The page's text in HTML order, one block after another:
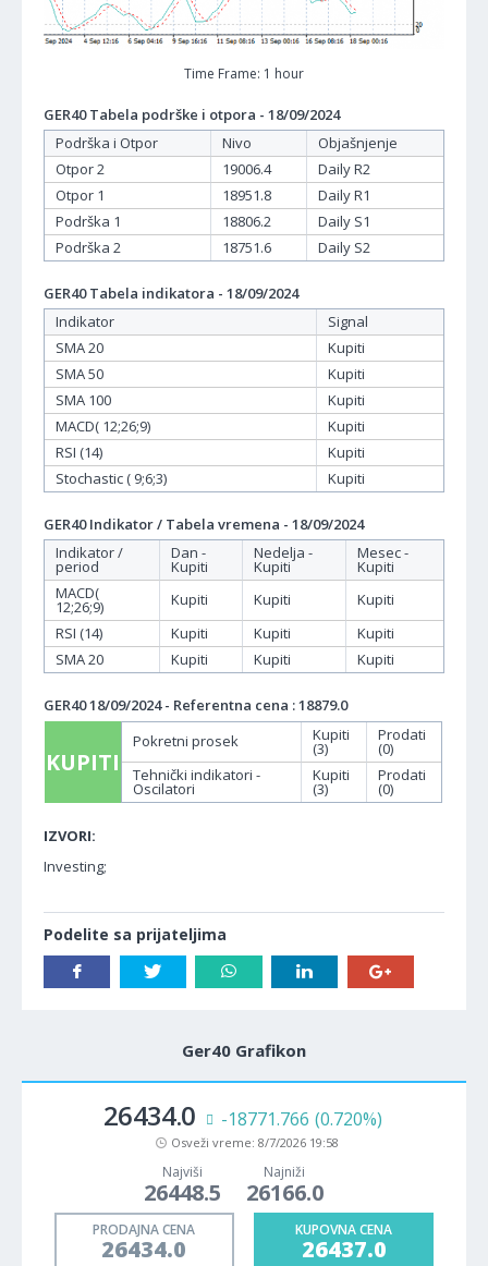
Time Frame: 1 hour
GER40 Tabela podrške i otpora - 18/09/2024
Podrška i Otpor
Nivo
Objašnjenje
Otpor 2
19006.4
Daily R2
Otpor 1
18951.8
Daily R1
Podrška 1
18806.2
Daily S1
Podrška 2
18751.6 Daily S2
GER40 Tabela indikatora - 18/09/2024
Indikator
Signal
SMA 20
Kupiti
SMA 50
Kupiti
SMA 100
Kupiti
MACD( 12;26;9)
Kupiti
RSI (14)
Kupiti
Stochastic ( 9;6;3)
Kupiti
GER40 Indikator / Tabela vremena - 18/09/2024
Indikator /
period
Dan -
Kupiti
Nedelja -
Kupiti
Mesec -
Kupiti
MACD(
12;26;9) Kupiti Kupiti
Kupiti
RSI (14)
Kupiti Kupiti
Kupiti
SMA 20
Kupiti Kupiti Kupiti
GER40 18/09/2024 - Referentna cena : 18879.0
KUPITI
Pokretni prosek Kupiti
(3)
Prodati
(0)
Tehnički indikatori -
Oscilatori
Kupiti
(3)
Prodati
(0)
IZVORI:
Investing;
Podelite sa prijateljima
Ger40 Grafikon
26434.0 -18771.766 (0.720%)
Osveži vreme: 8/7/2026 19:58
Najviši
26448.5
Najniži
26166.0
PRODAJNA CENA
26434.0
KUPOVNA CENA
26437.0